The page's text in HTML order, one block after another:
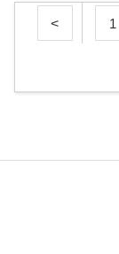
1